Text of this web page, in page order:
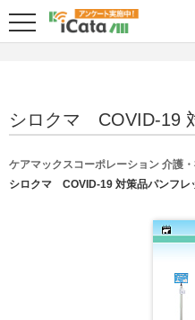
シロクマ COVID-19
ケアマックスコーポレーション 介護
シロクマ COVID-19 対策品パンフレ